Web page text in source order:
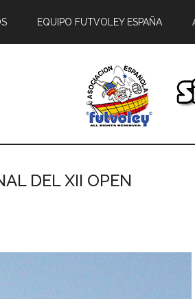
EQUIPO FUTVOLEY ESPAÑA
DEL XII OPEN